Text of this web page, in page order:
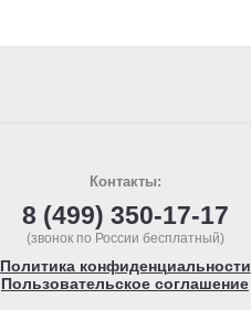
Контакты:
8 (499) 350-17-17
(звонок по России бесплатный)
Политика конфиденциальности
Пользовательское соглашение